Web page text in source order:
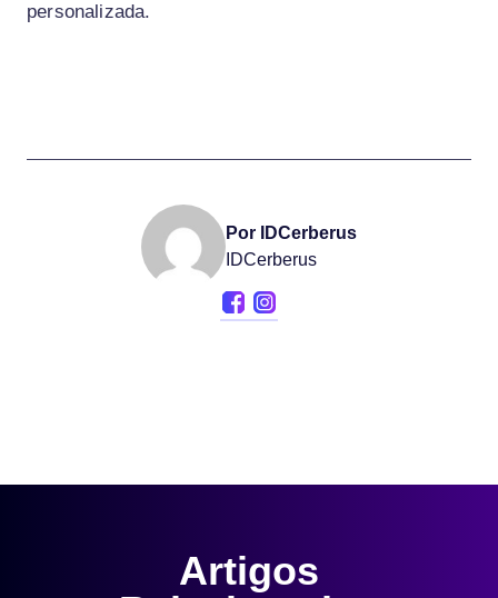
personalizada.
Por IDCerberus
IDCerberus
Artigos